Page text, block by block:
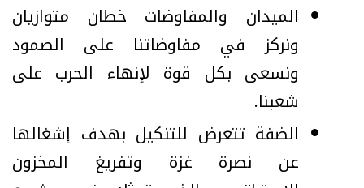
الميدان والمفاوضات خطان متوازيان
ونركز في مفاوضاتنا على الصمود
ونسعى بكل قوة لإنهاء الحرب على
شعبنا.
الضفة تتعرض للتنكيل بهدف إشغالها
عن نصرة غزة وتفريغ المخزون